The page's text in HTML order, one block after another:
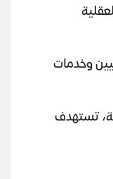
وخدمات
تستهدف